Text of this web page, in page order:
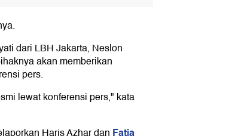
dari LBH Jakarta, Neslon
akan memberikan
pers.
lewat konferensi pers," kata